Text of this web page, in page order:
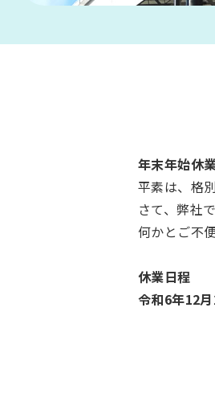
年末年始休
平素は、格
さて、弊社
何かとご不
休業日程
令和6年12